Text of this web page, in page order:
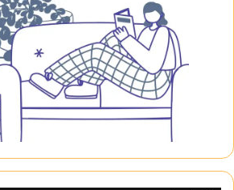
الاولأنه يُنصح بتنظيف
وذلك للحفاظ على نظافتها ومنع
وبشكل عام، يُنصح بتنظيف الأسطح
الأسبوع، كما يُمكن زيادة عدد
أقرأ أيضا :